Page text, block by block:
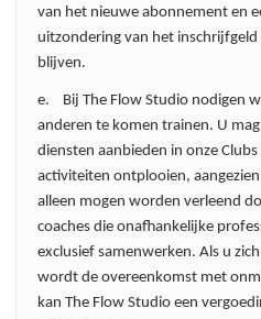
van het nieuwe abonnement en
uitzondering van het
blijven.
e. Bij The Flow Studio nodigen
anderen te komen trainen. U
diensten aanbieden in onze
activiteiten ontplooien,
alleen mogen worden verleend
coaches die onafhankelijke
exclusief samenwerken. Als u
wordt de overeenkomst met
kan The Flow Studio een